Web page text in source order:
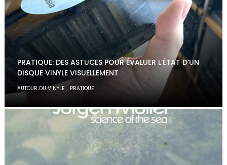
PRATIQUE: DES ASTUCES POUR ÉVALUER L’ÉTAT D’UN
DISQUE VINYLE VISUELLEMENT
AUTOUR DU VINYLE , PRATIQUE